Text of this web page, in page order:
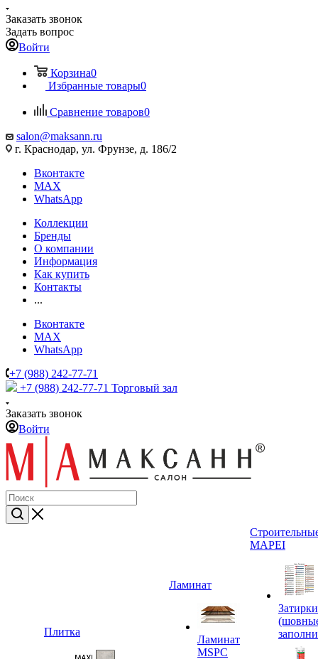
Заказать звонок
Задать вопрос
Войти
Корзина0
Избранные товары0
Сравнение товаров0
salon@maksann.ru
г. Краснодар, ул. Фрунзе, д. 186/2
Вконтакте
MAX
WhatsApp
Коллекции
Бренды
О компании
Информация
Как купить
Контакты
...
Вконтакте
MAX
WhatsApp
+7 (988) 242-77-71
+7 (988) 242-77-71 Торговый зал
Заказать звонок
Войти
Плитка
Ламинат
Ламинат
MSPC
MAPEI
Затирки